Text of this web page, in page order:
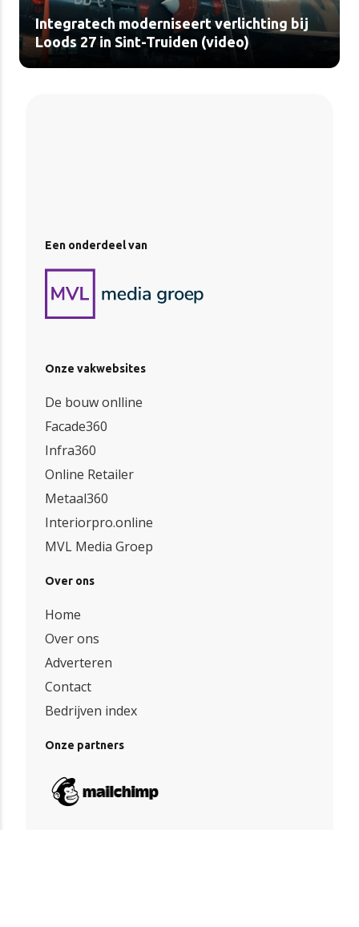
Integratech moderniseert verlichting bij
Loods 27 in Sint-Truiden (video)
Een onderdeel van
Onze vakwebsites
De bouw onlline
Facade360
Infra360
Online Retailer
Metaal360
Interiorpro.online
MVL Media Groep
Over ons
Home
Over ons
Adverteren
Contact
Bedrijven index
Onze partners